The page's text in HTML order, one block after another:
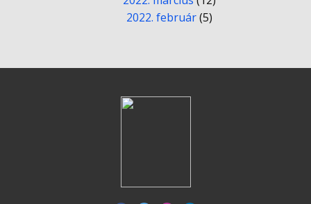
2022. február(5)